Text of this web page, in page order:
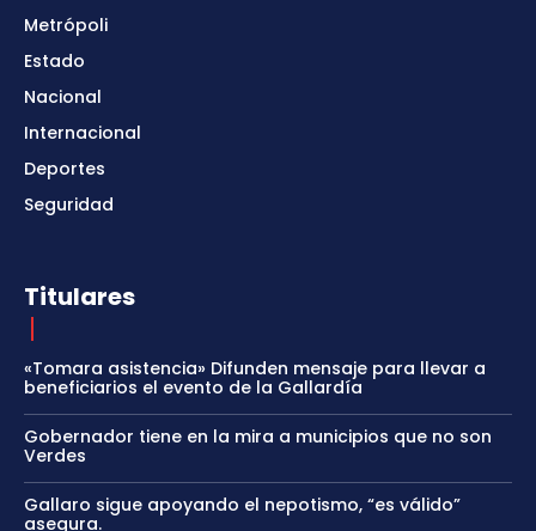
Metrópoli
Estado
Nacional
Internacional
Deportes
Seguridad
Titulares
«Tomara asistencia» Difunden mensaje para llevar a
beneficiarios el evento de la Gallardía
Gobernador tiene en la mira a municipios que no son
Verdes
Gallaro sigue apoyando el nepotismo, “es válido”
asegura.